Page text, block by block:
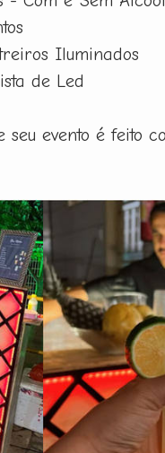
Iluminados
de Led
evento é feito